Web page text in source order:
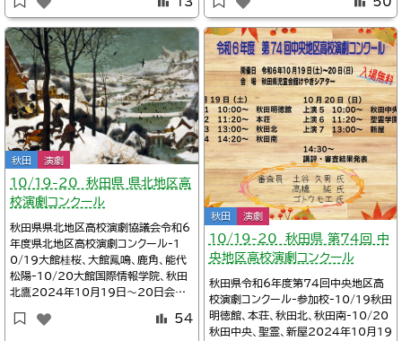
報】「猫の恋、昴は天にのぼりつめ」おか
げさまで、🐱11月9日（土）18:30〜→
SOLDOUT😺11月10日（日）13:0
0〜→SOLDOUTとなりました…！あ
りがとうござ
詳細Twitter/秋田県高等学校文化連
盟@akitakoubunrenあきた芸術劇
場ミルハス/第32回秋田県高等学校総
合文化祭総合開会式秋田県高等学校文
化連盟/第32回秋田県高等学校
秋田 演劇
10/19-20 秋田県 県北地区高
校演劇コンクール
秋田県県北地区高校演劇協議会令和6
年度県北地区高校演劇コンクール-1
0/19大館桂桜、大館鳳鳴、鹿角、能代
松陽-10/20大館国際情報学院、秋田
北鷹2024年10月19日～20日会場：
コン詳細Twitter/大館鳳鳴高校演劇54
秋田 演劇
10/19-20 秋田県 第74回 中
央地区高校演劇コンクール
秋田県令和6年度第74回中央地区高
校演劇コンクール-参加校-10/19秋田
明徳館、本荘、秋田北、秋田南-10/20
秋田中央、聖霊、新屋2024年10月19